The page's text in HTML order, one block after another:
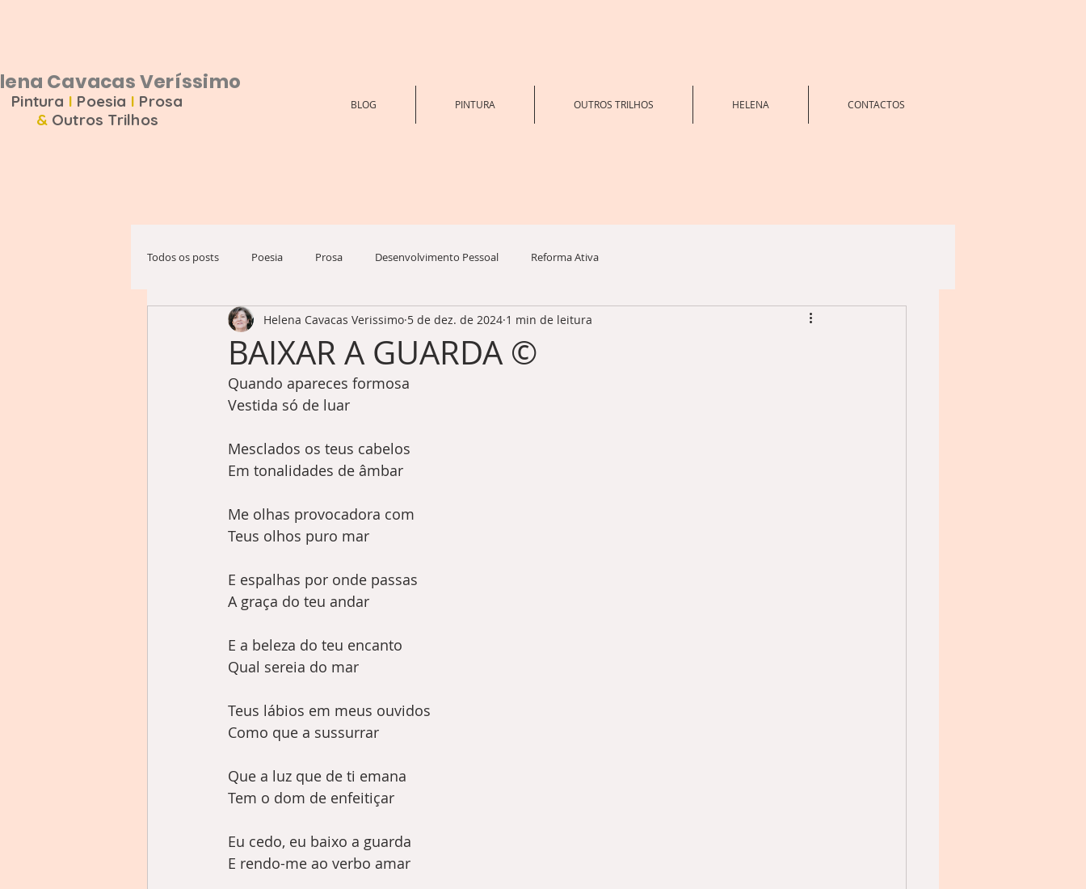
Cavacas Veríssimo
Pintura I Poesia I Prosa
& Outros Trilhos
BLOG PINTURA OUTROS TRILHOS HELENA CONTACTOS
Todos os posts Poesia Prosa Desenvolvimento Pessoal Reforma Ativa
BAIXAR A GUARDA ©️
Helena Cavacas Verissimo 5 de dez. de 2024 1 min de leitura
Quando apareces formosa
Vestida só de luar
Mesclados os teus cabelos
Em tonalidades de âmbar
Me olhas provocadora com
Teus olhos puro mar
E espalhas por onde passas
A graça do teu andar
E a beleza do teu encanto
Qual sereia do mar
Teus lábios em meus ouvidos
Como que a sussurrar
Que a luz que de ti emana
Tem o dom de enfeitiçar
Eu cedo, eu baixo a guarda
E rendo-me ao verbo amar